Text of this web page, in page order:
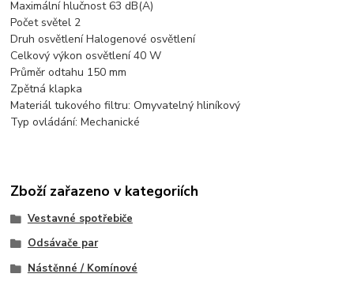
Maximální hlučnost 63 dB(A)
Počet světel 2
Druh osvětlení Halogenové osvětlení
Celkový výkon osvětlení 40 W
Průměr odtahu 150 mm
Zpětná klapka
Materiál tukového filtru: Omyvatelný hliníkový
Typ ovládání: Mechanické
Zboží zařazeno v kategoriích
Vestavné spotřebiče
Odsávače par
Nástěnné / Komínové